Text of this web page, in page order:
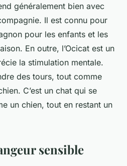
généralement bien avec
Il est connu pour
pour les enfants et les
En outre, l’Ocicat est un
la stimulation mentale.
des tours, tout comme
C’est un chat qui se
un chien, tout en restant un
sensible